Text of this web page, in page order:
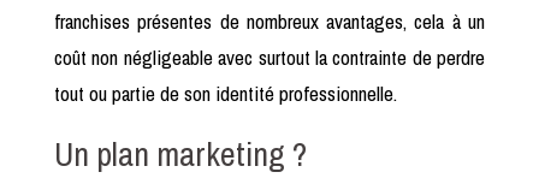
franchises présentes de nombreux avantages, cela à un
coût non négligeable avec surtout la contrainte de perdre
tout ou partie de son identité professionnelle.
Un plan marketing ?